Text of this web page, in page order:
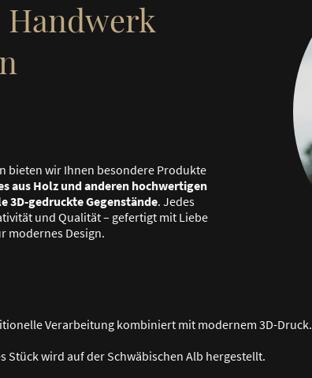
Handwerk
bieten wir Ihnen besondere Produkte
aus Holz und anderen hochwertigen
3D-gedruckte Gegenstände. Jedes
und Qualität – gefertigt mit Liebe
modernes Design.
Verarbeitung kombiniert mit modernem 3D-Druck.
Stück wird auf der Schwäbischen Alb hergestellt.